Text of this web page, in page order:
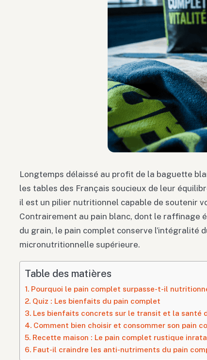
Longtemps délaissé au profit de la baguette
les tables des Français soucieux de leur
il est un pilier nutritionnel capable de soutenir
Contrairement au pain blanc, dont le raffinage
du grain, le pain complet conserve l’intégralité
micronutritionnelle supérieure.
Table des matières
Pourquoi le pain complet surpasse-t-il
Quiz : Les bienfaits du pain complet
Les bienfaits concrets sur le transit et la santé
Comment bien choisir et consommer son pain
Recette maison : Le pain complet rustique
Faut-il craindre les anti-nutriments du pain